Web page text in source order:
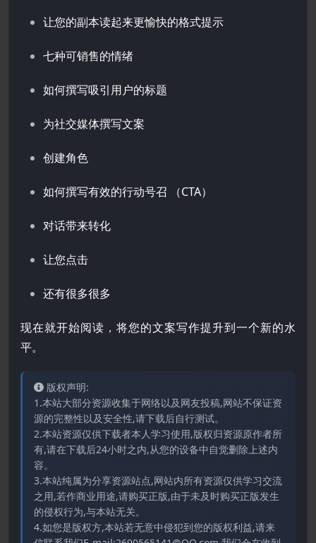
让您的副本读起来更愉快的格式提示
七种可销售的情绪
如何撰写吸引用户的标题
为社交媒体撰写文案
创建角色
如何撰写有效的行动号召 （CTA）
对话带来转化
让您点击
还有很多很多
现在就开始阅读，将您的文案写作提升到一个新的水
平。
版权声明:
1.本站大部分资源收集于网络以及网友投稿,网站不保证资
源的完整性以及安全性,请下载后自行测试。
2.本站资源仅供下载者本人学习使用,版权归资源原作者所
有,请在下载后24小时之内,从您的设备中自觉删除上述内
容。
3.本站纯属为分享资源站点,网站内所有资源仅供学习交流
之用,若作商业用途,请购买正版,由于未及时购买正版发生
的侵权行为,与本站无关。
4.如您是版权方,本站若无意中侵犯到您的版权利益,请来